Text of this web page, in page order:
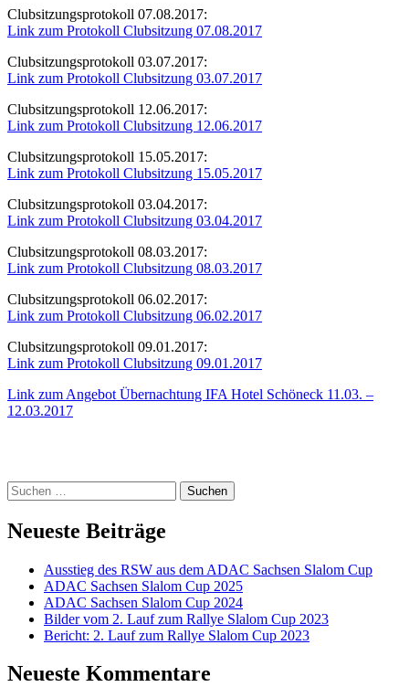
Clubsitzungsprotokoll 07.08.2017:
Link zum Protokoll Clubsitzung 07.08.2017
Clubsitzungsprotokoll 03.07.2017:
Link zum Protokoll Clubsitzung 03.07.2017
Clubsitzungsprotokoll 12.06.2017:
Link zum Protokoll Clubsitzung 12.06.2017
Clubsitzungsprotokoll 15.05.2017:
Link zum Protokoll Clubsitzung 15.05.2017
Clubsitzungsprotokoll 03.04.2017:
Link zum Protokoll Clubsitzung 03.04.2017
Clubsitzungsprotokoll 08.03.2017:
Link zum Protokoll Clubsitzung 08.03.2017
Clubsitzungsprotokoll 06.02.2017:
Link zum Protokoll Clubsitzung 06.02.2017
Clubsitzungsprotokoll 09.01.2017:
Link zum Protokoll Clubsitzung 09.01.2017
Link zum Angebot Übernachtung IFA Hotel Schöneck 11.03. –
12.03.2017
Suchen
nach:
Neueste Beiträge
Ausstieg des RSW aus dem ADAC Sachsen Slalom Cup
ADAC Sachsen Slalom Cup 2025
ADAC Sachsen Slalom Cup 2024
Bilder vom 2. Lauf zum Rallye Slalom Cup 2023
Bericht: 2. Lauf zum Rallye Slalom Cup 2023
Neueste Kommentare